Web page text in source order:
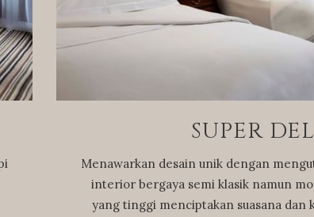
SUPER
Menawarkan desain unik dengan
interior bergaya semi klasik namun
yang tinggi menciptakan suasana dan